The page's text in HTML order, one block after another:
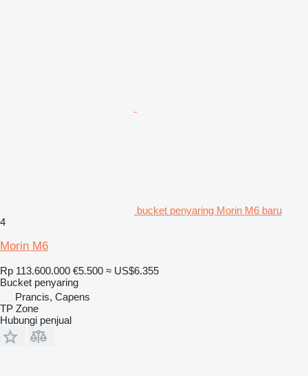
bucket penyaring Morin M6 baru
4
Morin M6
Rp 113.600.000 €5.500 ≈ US$6.355
Bucket penyaring
Prancis, Capens
TP Zone
Hubungi penjual